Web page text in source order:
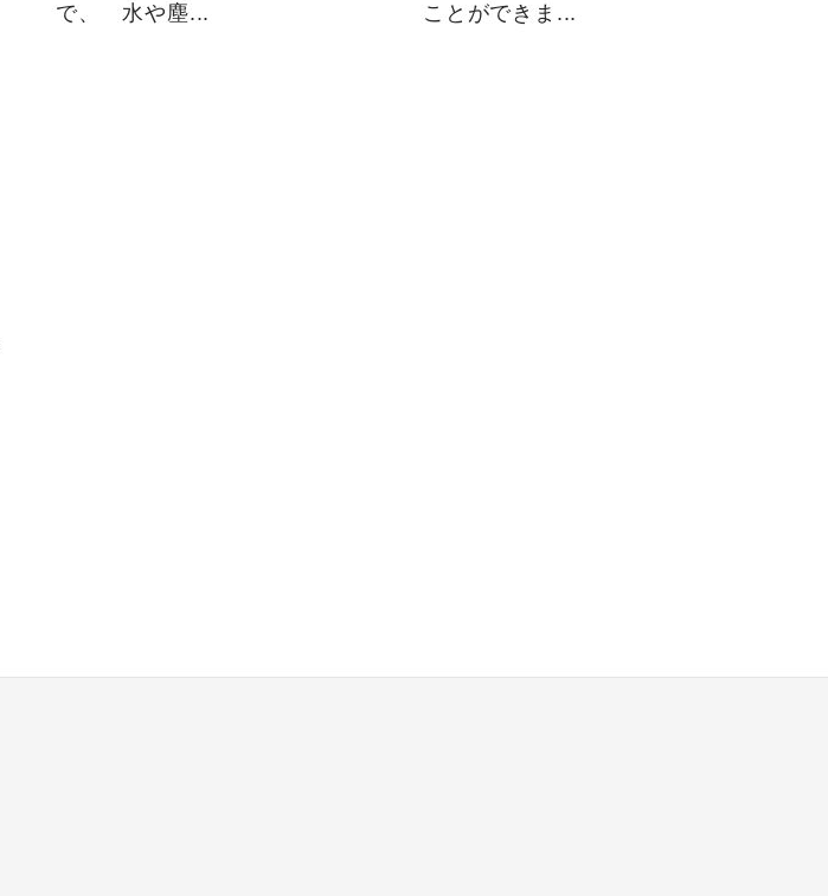
で、 水や塵...
ことができま...